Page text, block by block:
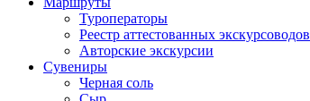
Туроператоры
Реестр аттестованных экскурсоводов
Авторские экскурсии
Сувениры
Черная соль